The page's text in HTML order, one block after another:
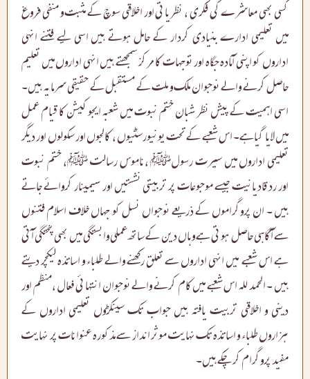
کسی بھی معاشرے کی فکری ، نظریاتی اور اخلاقی سوچ کے مثبت و منفی فروغ
میں تعلیمی ادارے بنیادی کردار کے حامل ہوتے ہیں اسی لیے فتنے انہی
اداروں کو اپنی آمادہ جگاہ اور توجہات کا مرکز سمجھتے ہیں انہی اداروں میں تعلیم
حاصل کرنے والے نوجوان ملک و ملت کے مستقبل کے حقیقی سرمایہ ہیں۔
اسی اہمیت کے پیش نظر شبان ختم نبوت میں شعبہ ایجوکیشن کا قیام عمل
میں لایا گیاہے۔ اس شعبے کے تحت یونیورسٹیوں ، کالجوں اور سکولوں اور دیگر
تعلیمی اداروں میں سیرت رسولﷺ ،ناموس رسالت ﷺ، ختم نبوت
اور رد قادیانیت جیسے موجوعات پر تربیتی نشستیں اور سیمینار کروائے جاتے
ہیں ۔ ان پروگراموں کے ذریعے نوجواں نسل کو جہاں خلاف اسلام فتنوں
سے آگاہی حاصل ہوتی ہے وہاں دین کے ساتھ عملی وابستگی میں بھی پختگی آتی
ہے اس شعبے میں انہی اداروں سے تعلق رکھنے والے طلباء و اساتذہ لیکچر دیتے
ہیں ۔ الحمد للہ اس شعبے میں کام کرنے والے نوجوان انتہائی فعال ،منظم اور
دینی و اخلاقی تربیت یافتہ ہیں جواب تک سینکڑوں تعلیمی اداروں کے
ہزاروں طلباء و اساتذہ تک نہایت موثر انداز سے مذکورہ عنوانات پر نہایت
مفید پروگرام کر چکے ہیں۔